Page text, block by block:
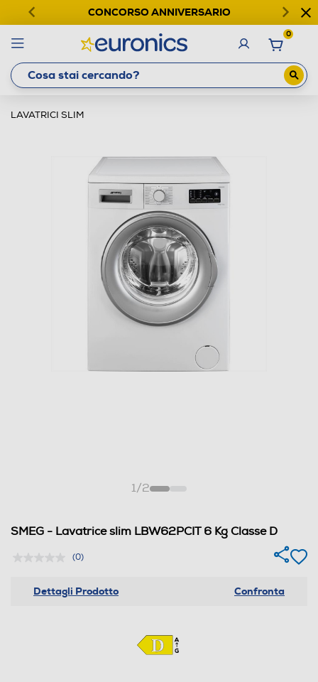
CONCORSO ANNIVERSARIO
0
LAVATRICI SLIM
1/2
SMEG - Lavatrice slim LBW62PCIT 6 Kg Classe D
(0)
Dettagli Prodotto Confronta